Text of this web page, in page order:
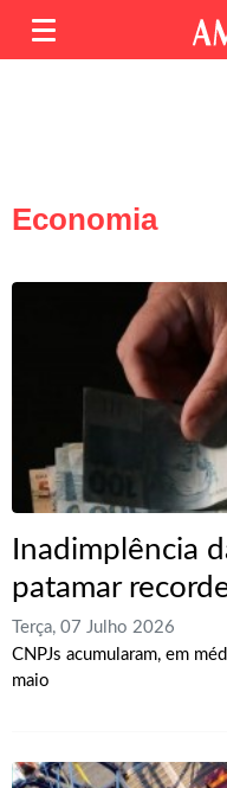
Economia
Inadimplência
patamar
Terça, 07 Julho 2026
CNPJs acumularam, em
maio